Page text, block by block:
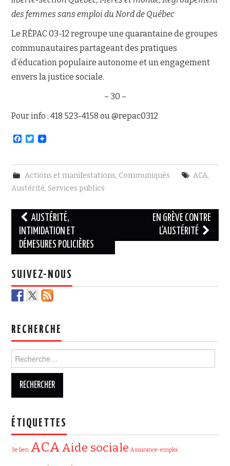
des femmes sans emploi du Nord de Québec
Le RÉPAC 03-12 regroupe une quarantaine de groupes
communautaires partageant des pratiques
d’éducation populaire autonome et un engagement
envers la justice sociale.
– 30 –
Pour info : 418 523-4158 ou @repac0312
F
e
b
o
o
T
t
t
e
r
Actions et manifestations, Communiqués ACA,
Austérité, Services publics
Navigation
des
articles
AUSTÉRITÉ,
INTIMIDATION ET
DÉMESURES POLICIÈRES
EN GRÈVE CONTRE
L’AUSTÉRITÉ
SUIVEZ-NOUS
RECHERCHE
ÉTIQUETTES
3e lien ACAAide sociale Assurance-emploi